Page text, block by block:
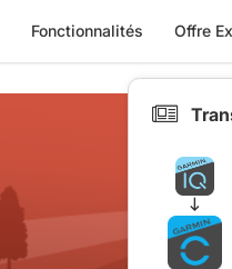
Fonctionnalités Offre